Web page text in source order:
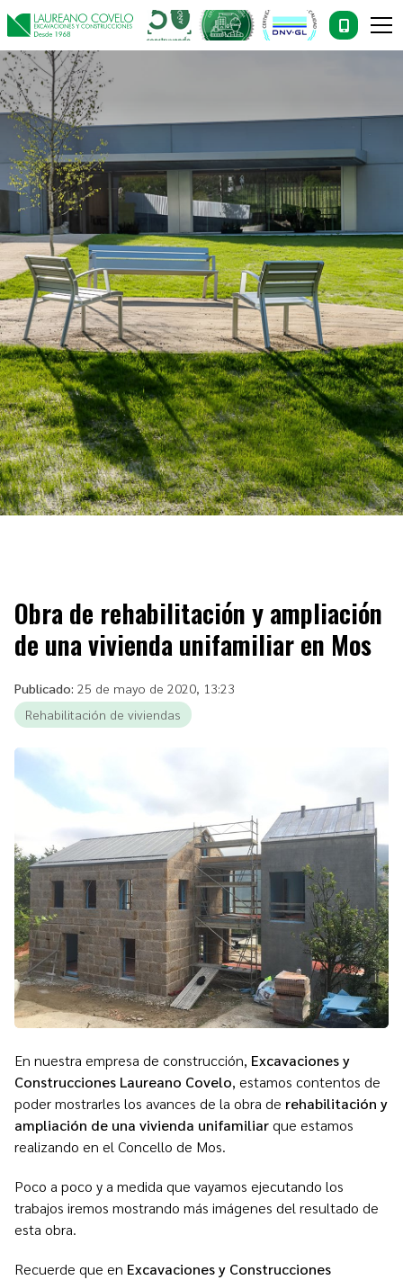
Obra de rehabilitación y ampliación
de una vivienda unifamiliar en Mos
Publicado: 25 de mayo de 2020, 13:23
Rehabilitación de viviendas
En nuestra empresa de construcción, Excavaciones y
Construcciones Laureano Covelo, estamos contentos de
poder mostrarles los avances de la obra de rehabilitación y
ampliación de una vivienda unifamiliarque estamos
realizando en el Concello de Mos.
Poco a poco y a medida que vayamos ejecutando los
trabajos iremos mostrando más imágenes del resultado de
esta obra.
Recuerde que en Excavaciones y Construcciones